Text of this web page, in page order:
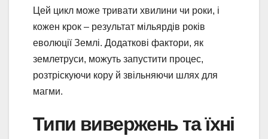
Цей цикл може тривати хвилини чи роки, і
кожен крок – результат мільярдів років
еволюції Землі. Додаткові фактори, як
землетруси, можуть запустити процес,
розтріскуючи кору й звільняючи шлях для
магми.
Типи вивержень та їхні